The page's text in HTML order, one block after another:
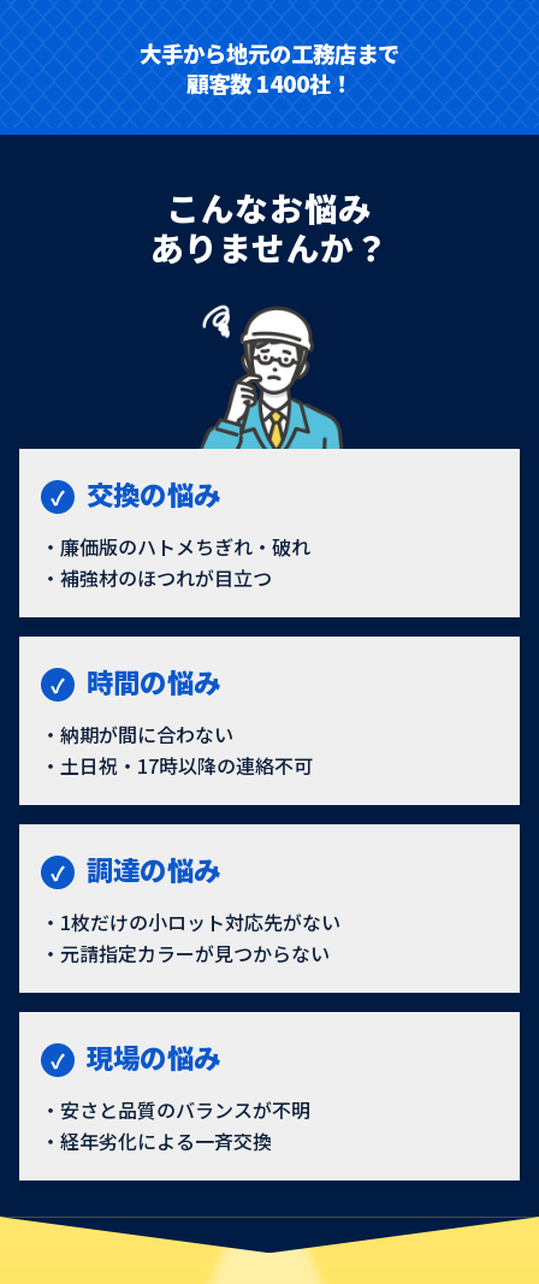
大手から地元の工務店まで
顧客数 1400社！
こんなお悩み
ありませんか？
交換の悩み
廉価版のハトメちぎれ・破れ
補強材のほつれが目立つ
時間の悩み
納期が間に合わない
土日祝・17時以降の連絡不可
調達の悩み
1枚だけの小ロット対応先がない
元請指定カラーが見つからない
現場の悩み
安さと品質のバランスが不明
経年劣化による一斉交換